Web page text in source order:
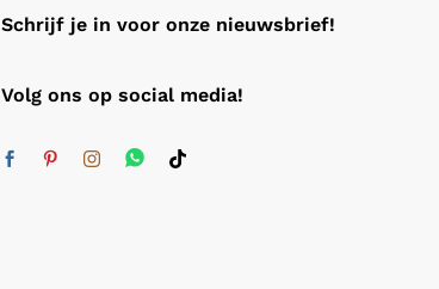
Schrijf je in voor onze nieuwsbrief!
Volg ons op social media!